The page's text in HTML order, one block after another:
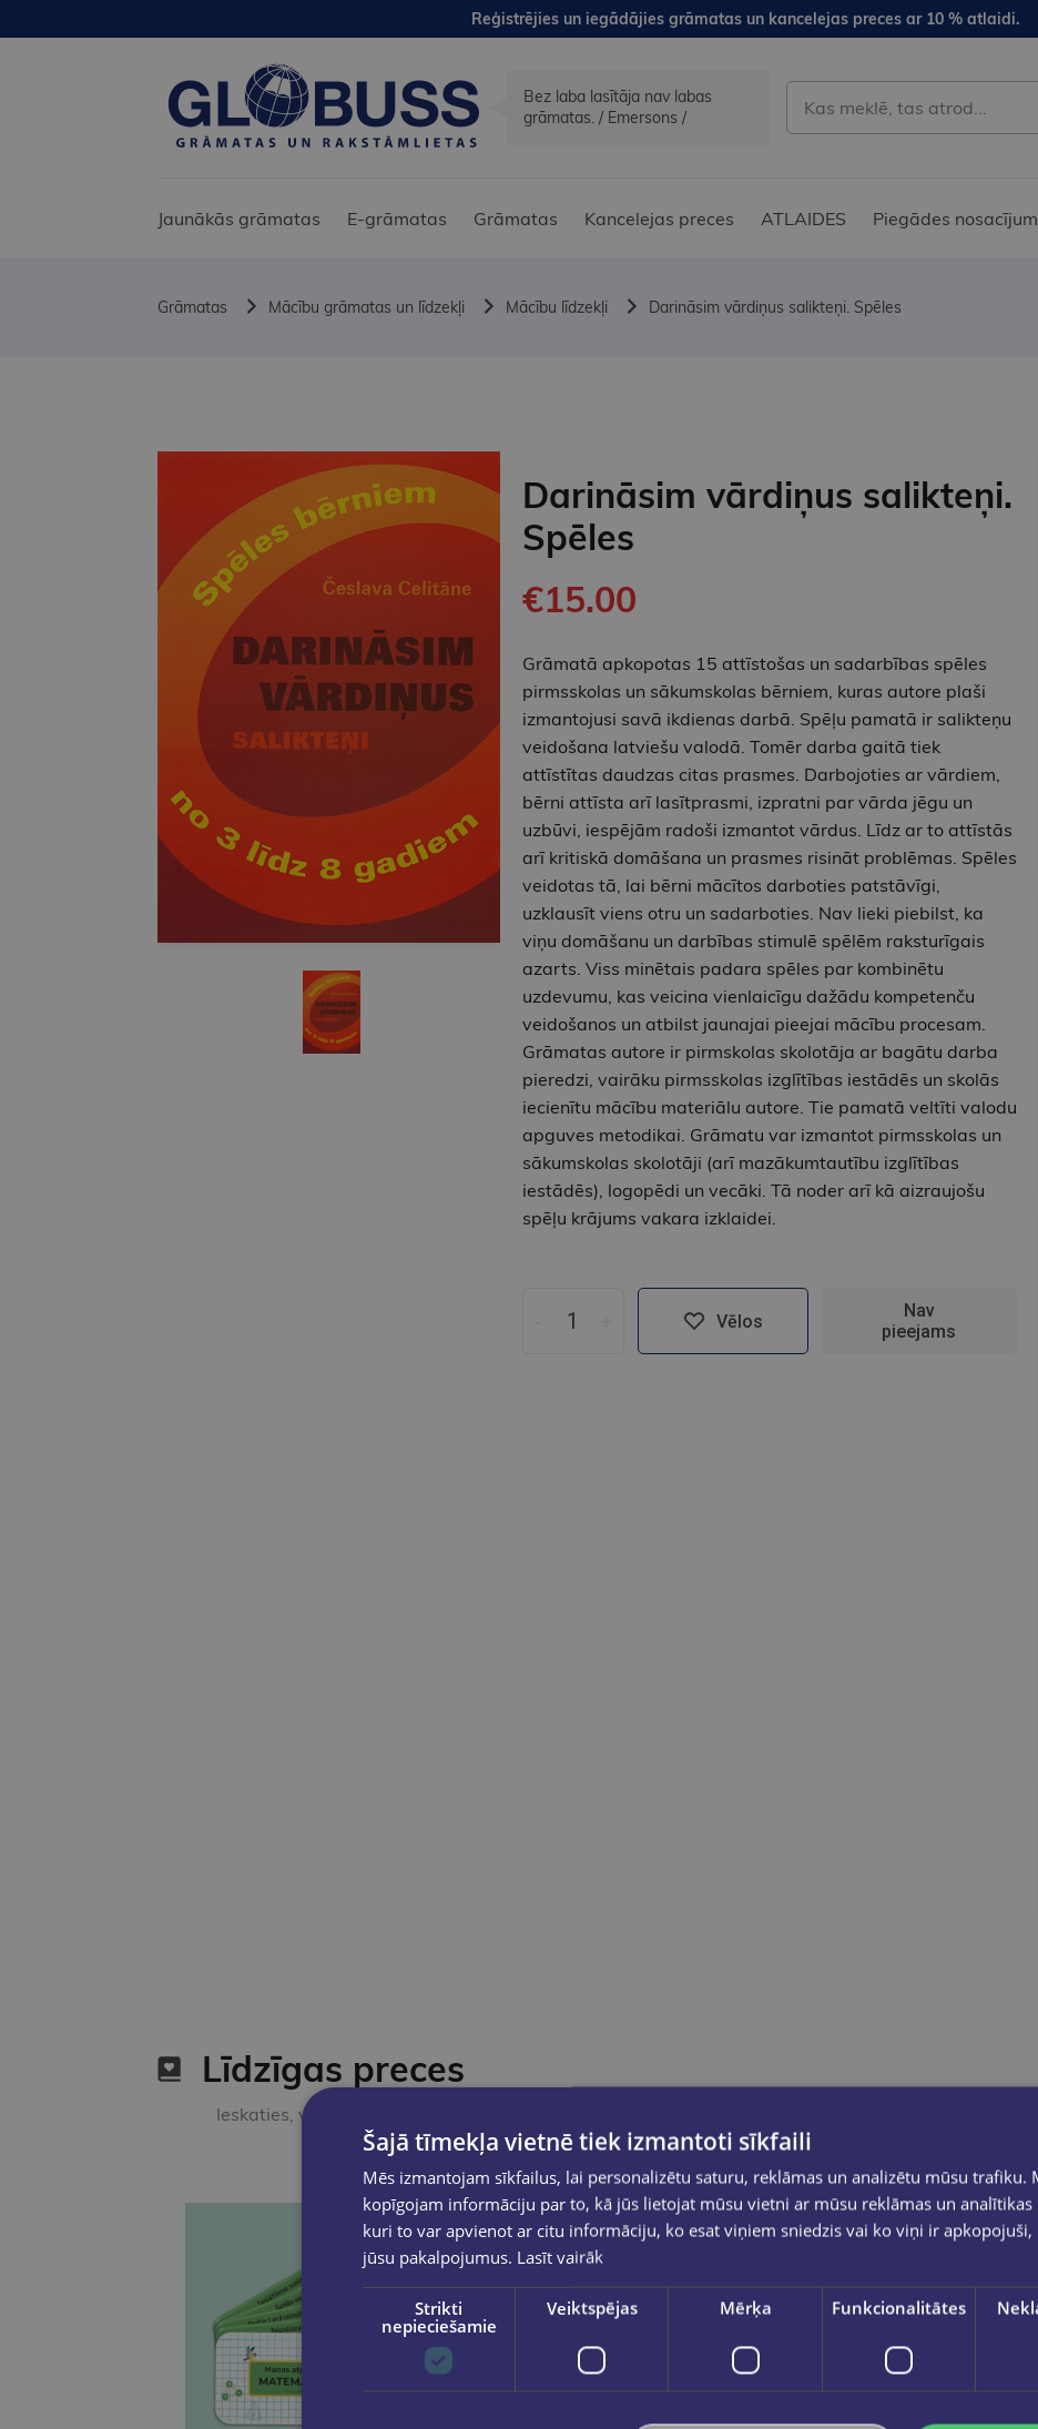
Reģistrējies un iegādājies grāmatas un kancelejas preces ar 10 % atlaidi.
Bez laba lasītāja nav labas
grāmatas. / Emersons /
Jaunākās grāmatas E-grāmatas Grāmatas Kancelejas preces ATLAIDES Piegādes
Grāmatas Mācību grāmatas un līdzekļi Mācību līdzekļi Darināsim vārdiņus salikteņi. Spēles
Darināsim vārdiņus salikteņi.
Spēles
€15.00
Grāmatā apkopotas 15 attīstošas un sadarbības spēles
pirmsskolas un sākumskolas bērniem, kuras autore plaši
izmantojusi savā ikdienas darbā. Spēļu pamatā ir salikteņu
veidošana latviešu valodā. Tomēr darba gaitā tiek
attīstītas daudzas citas prasmes. Darbojoties ar vārdiem,
bērni attīsta arī lasītprasmi, izpratni par vārda jēgu un
uzbūvi, iespējām radoši izmantot vārdus. Līdz ar to attīstās
arī kritiskā domāšana un prasmes risināt problēmas. Spēles
veidotas tā, lai bērni mācītos darboties patstāvīgi,
uzklausīt viens otru un sadarboties. Nav lieki piebilst, ka
viņu domāšanu un darbības stimulē spēlēm raksturīgais
azarts. Viss minētais padara spēles par kombinētu
uzdevumu, kas veicina vienlaicīgu dažādu kompetenču
veidošanos un atbilst jaunajai pieejai mācību procesam.
Grāmatas autore ir pirmskolas skolotāja ar bagātu darba
pieredzi, vairāku pirmsskolas izglītības iestādēs un skolās
iecienītu mācību materiālu autore. Tie pamatā veltīti valodu
apguves metodikai. Grāmatu var izmantot pirmsskolas un
sākumskolas skolotāji (arī mazākumtautību izglītības
iestādēs), logopēdi un vecāki. Tā noder arī kā aizraujošu
spēļu krājums vakara izklaidei.
Vēlos
Nav
pieejams
Līdzīgas preces
Ieskaties, varbūt noder
Šajā tīmekļa vietnē tiek izmantoti sīkfaili
Mēs izmantojam sīkfailus, lai personalizētu saturu, reklāmas un analizētu mūsu trafiku.
kopīgojam informāciju par to, kā jūs lietojat mūsu vietni ar mūsu reklāmas un analītikas
kuri to var apvienot ar citu informāciju, ko esat viņiem sniedzis vai ko viņi ir
jūsu pakalpojumus. Lasīt vairāk
Strikti
nepieciešamie
Veiktspējas Mērķa Funkcionalitātes